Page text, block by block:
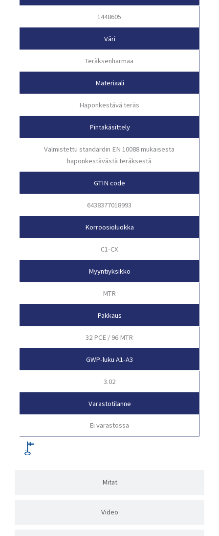
Mitat
Video
1448605
Väri
Teräksenharmaa
Materiaali
Haponkestävä teräs
Pintakäsittely
Valmistettu standardin EN 10088 mukaisesta
haponkestävästä teräksestä
GTIN code
6438377018993
Korroosioluokka
C1-CX
Myyntiyksikkö
MTR
Pakkaus
32 PCE / 96 MTR
GWP-luku A1-A3
3.02
Varastotilanne
Ei varastossa